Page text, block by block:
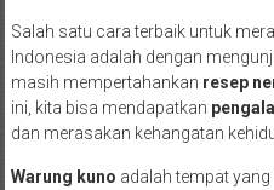
Salah satu cara terbaik untuk
Indonesia adalah dengan
masih mempertahankan resep
ini, kita bisa mendapatkan
dan merasakan kehangatan
Warung kuno adalah tempat